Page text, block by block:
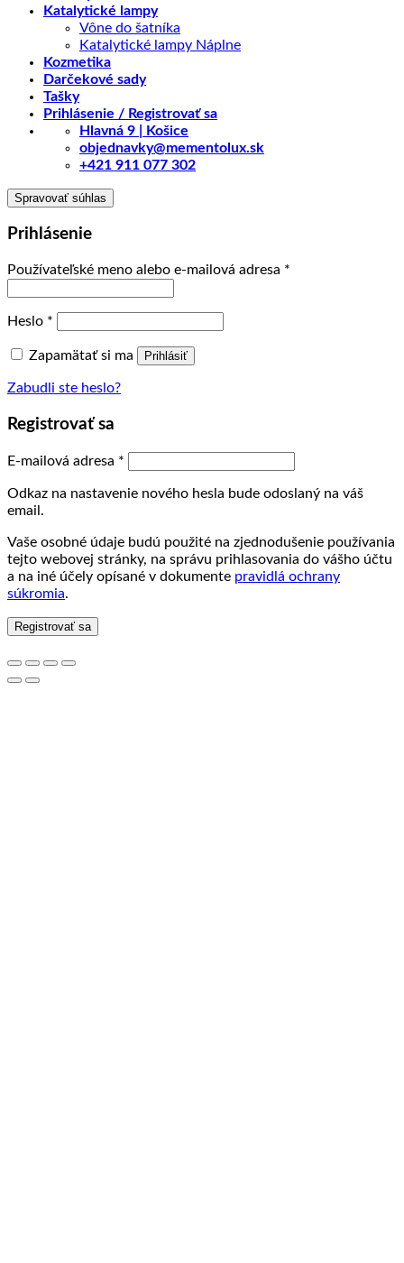
Katalytické lampy
Vône do šatníka
Katalytické lampy Náplne
Kozmetika
Darčekové sady
Tašky
Prihlásenie / Registrovať sa
Hlavná 9 | Košice
objednavky@mementolux.sk
+421 911 077 302
Spravovať súhlas
Prihlásenie
Používateľské meno alebo e-mailová adresa *
Heslo *
Zapamätať si ma Prihlásiť
Zabudli ste heslo?
Registrovať sa
E-mailová adresa *
Odkaz na nastavenie nového hesla bude odoslaný na váš
email.
Vaše osobné údaje budú použité na zjednodušenie používania
tejto webovej stránky, na správu prihlasovania do vášho účtu
a na iné účely opísané v dokumente pravidlá ochrany
súkromia.
Registrovať sa